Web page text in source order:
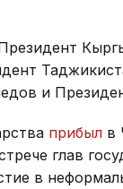
и
прибыл в
глав
в